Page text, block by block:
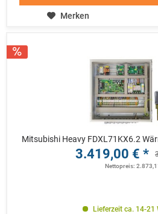
Merken
Mitsubishi Heavy FDXL71KX6.2
3.419,00 € *
Nettopreis:
Lieferzeit ca. 14-21